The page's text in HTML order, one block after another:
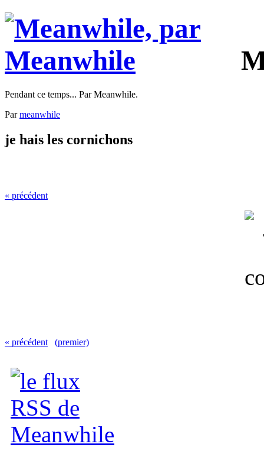
Pendant ce temps... Par Meanwhile.
Parmeanwhile
je hais les cornichons
« précédent
« précédent (premier)